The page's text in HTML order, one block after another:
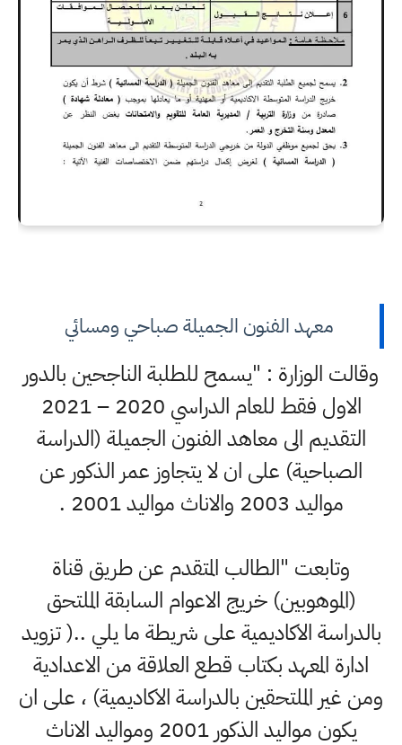
معهد الفنون الجميلة صباحي ومسائي
وقالت الوزارة : "يسمح للطلبة الناجحين بالدور
الاول فقط للعام الدراسي 2020 – 2021
التقديم الى معاهد الفنون الجميلة (الدراسة
الصباحية) على ان لا يتجاوز عمر الذكور عن
مواليد 2003 والاناث مواليد 2001 .
وتابعت "الطالب المتقدم عن طريق قناة
(الموهوبين) خريج الاعوام السابقة الملتحق
بالدراسة الاكاديمية على شريطة ما يلي ..( تزويد
ادارة المعهد بكتاب قطع العلاقة من الاعدادية
ومن غير الملتحقين بالدراسة الاكاديمية) ، على ان
يكون مواليد الذكور 2001 ومواليد الاناث